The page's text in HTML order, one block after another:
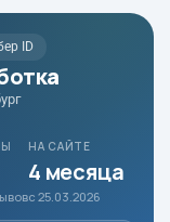
ID
НА САЙТЕ
4 месяца
с 25.03.2026